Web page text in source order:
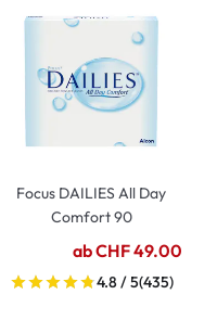
Focus DAILIES All Day
Comfort 90
ab CHF 49.00
4.8 / 5(435)